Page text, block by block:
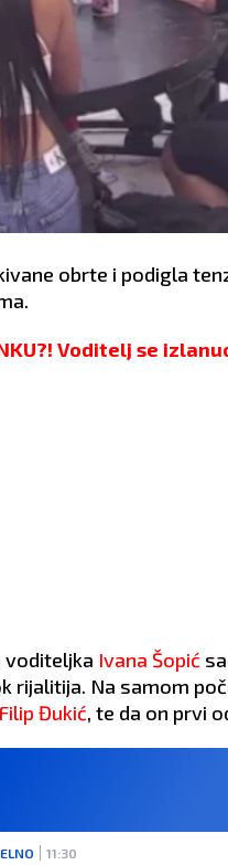
obrte i podigla
Voditelj se
voditeljka Ivana Šopić
rijalitija. Na samom
Filip Đukić, te da on prvi
11:30